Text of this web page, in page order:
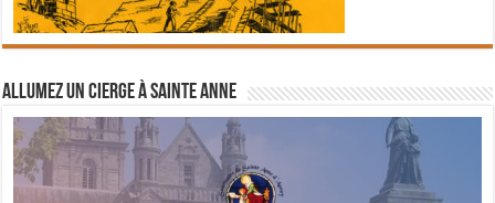
Allumez un cierge à Sainte Anne